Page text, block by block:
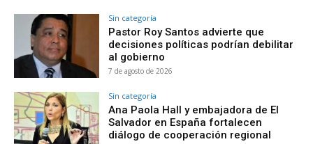
Sin categoría
Pastor Roy Santos advierte que
decisiones políticas podrían debilitar
al gobierno
7 de agosto de 2026
Sin categoría
Ana Paola Hall y embajadora de El
Salvador en España fortalecen
diálogo de cooperación regional